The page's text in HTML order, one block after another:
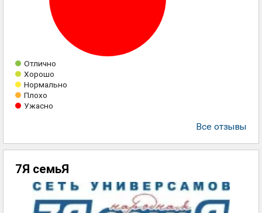
Отлично
Хорошо
Нормально
Плохо
Ужасно
Все отзывы
7Я семьЯ